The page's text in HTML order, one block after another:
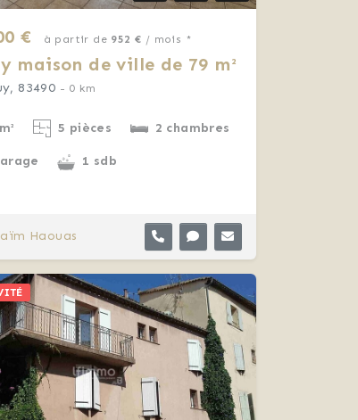
€ à partir de 952 € / mois *
maison de ville de 79 m²
83490 - 0 km
5 pièces 2 chambres
1 sdb
Haouas